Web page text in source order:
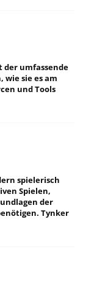
der umfassende
wie sie es am
und Tools
spielerisch
Spielen,
der
Tynker